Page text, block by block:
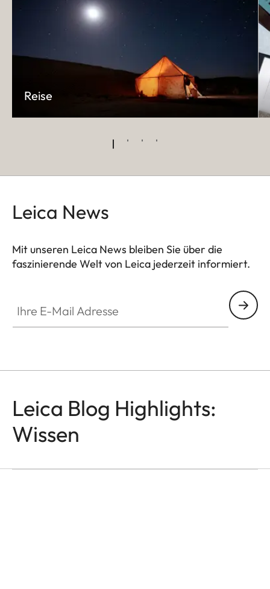
Reise
Leica News
Mit unseren Leica News bleiben Sie über die
faszinierende Welt von Leica jederzeit informiert.
Leica Blog Highlights:
Wissen